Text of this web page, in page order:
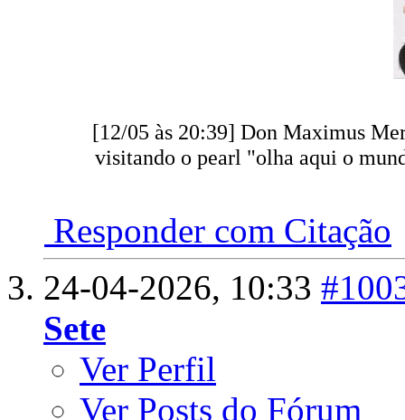
[12/05 às 20:39] Don Maximus
visitando o pearl "olha aqui o
Responder com Citação
24-04-2026, 10:33
Sete
Ver Perfil
Ver Posts do Fórum